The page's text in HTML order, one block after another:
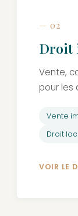
— 02
Droit
Vente,
pour les
Vente
Droit
VOIR LE